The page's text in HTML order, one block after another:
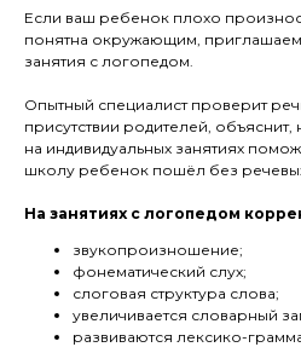
Если ваш ребенок плохо
понятна окружающим, приглашаем
занятия с логопедом.
Опытный специалист проверит
присутствии родителей, объяснит,
на индивидуальных занятиях
школу ребенок пошёл без
На занятиях с логопедом
звукопроизношение;
фонематический слух;
слоговая структура слова;
увеличивается словарный
развиваются лексико-